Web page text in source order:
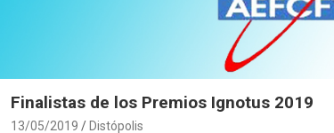
Finalistas de los Premios Ignotus 2019
13/05/2019 Distópolis